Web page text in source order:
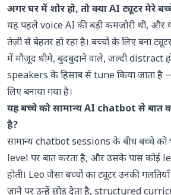
अगर घर में शोर हो, तो क्या AI ट्यूटर मेरे
यह पहले voice AI की बड़ी कमजोरी थी, और
तेज़ी से बेहतर हो रहा है। बच्चों के लिए बना
में मौजूद धीमे, बुदबुदाने वाले, जल्दी distract
speakers के हिसाब से tune किया जाता
लिए बनाया गया है।
यह बच्चे को सामान्य AI chatbot से
है?
सामान्य chatbot sessions के बीच बच्चे
level पर बात करता है, और उसके पास कोई
होती। Leo जैसा बच्चों का ट्यूटर उनकी
जाने पर उन्हें छोड़ देता है, structured